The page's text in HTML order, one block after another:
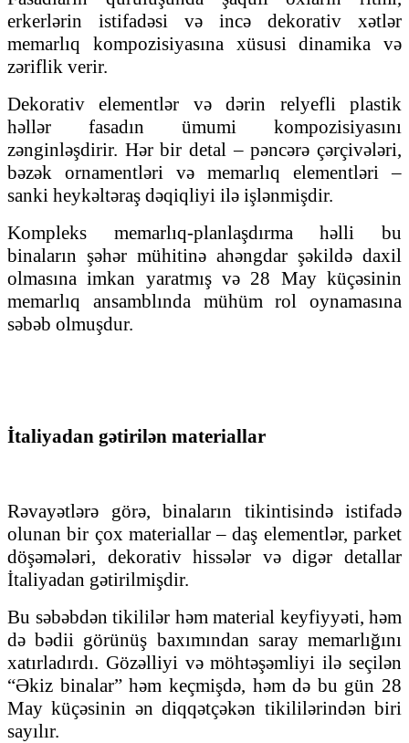
erkerlərin istifadəsi və incə dekorativ xətlər
memarlıq kompozisiyasına xüsusi dinamika və
zəriflik verir.
Dekorativ elementlər və dərin relyefli plastik
həllər fasadın ümumi kompozisiyasını
zənginləşdirir. Hər bir detal – pəncərə çərçivələri,
bəzək ornamentləri və memarlıq elementləri –
sanki heykəltəraş dəqiqliyi ilə işlənmişdir.
Kompleks memarlıq-planlaşdırma həlli bu
binaların şəhər mühitinə ahəngdar şəkildə daxil
olmasına imkan yaratmış və 28 May küçəsinin
memarlıq ansamblında mühüm rol oynamasına
səbəb olmuşdur.
İtaliyadan gətirilən materiallar
Rəvayətlərə görə, binaların tikintisində istifadə
olunan bir çox materiallar – daş elementlər, parket
döşəmələri, dekorativ hissələr və digər detallar
İtaliyadan gətirilmişdir.
Bu səbəbdən tikililər həm material keyfiyyəti, həm
də bədii görünüş baxımından saray memarlığını
xatırladırdı. Gözəlliyi və möhtəşəmliyi ilə seçilən
“Əkiz binalar” həm keçmişdə, həm də bu gün 28
May küçəsinin ən diqqətçəkən tikililərindən biri
sayılır.